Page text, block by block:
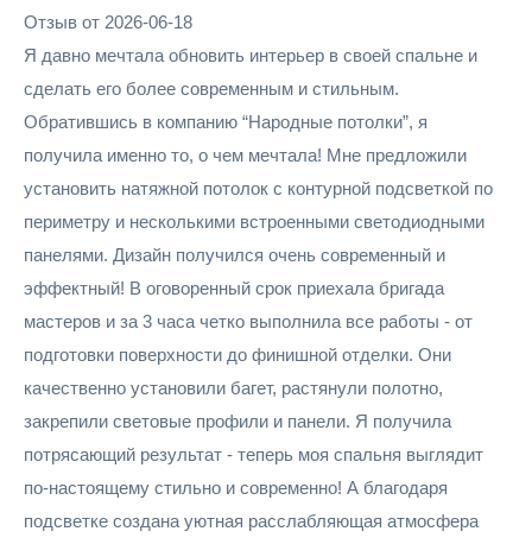
Отзыв от 2026-06-18
Я давно мечтала обновить интерьер в своей спальне и
сделать его более современным и стильным.
Обратившись в компанию “Народные потолки”, я
получила именно то, о чем мечтала! Мне предложили
установить натяжной потолок с контурной подсветкой по
периметру и несколькими встроенными светодиодными
панелями. Дизайн получился очень современный и
эффектный! В оговоренный срок приехала бригада
мастеров и за 3 часа четко выполнила все работы - от
подготовки поверхности до финишной отделки. Они
качественно установили багет, растянули полотно,
закрепили световые профили и панели. Я получила
потрясающий результат - теперь моя спальня выглядит
по-настоящему стильно и современно! А благодаря
подсветке создана уютная расслабляющая атмосфера